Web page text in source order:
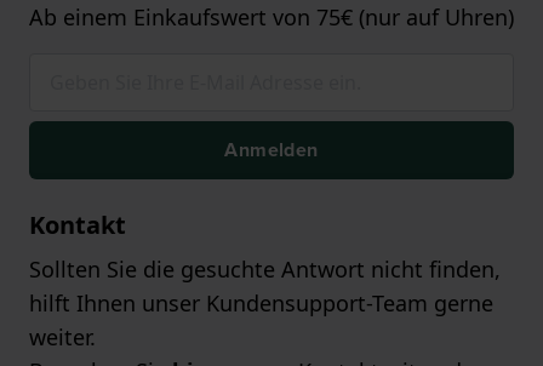
Ab einem Einkaufswert von 75€ (nur auf Uhren)
Anmelden
Kontakt
Sollten Sie die gesuchte Antwort nicht finden,
hilft Ihnen unser Kundensupport-Team gerne
weiter.